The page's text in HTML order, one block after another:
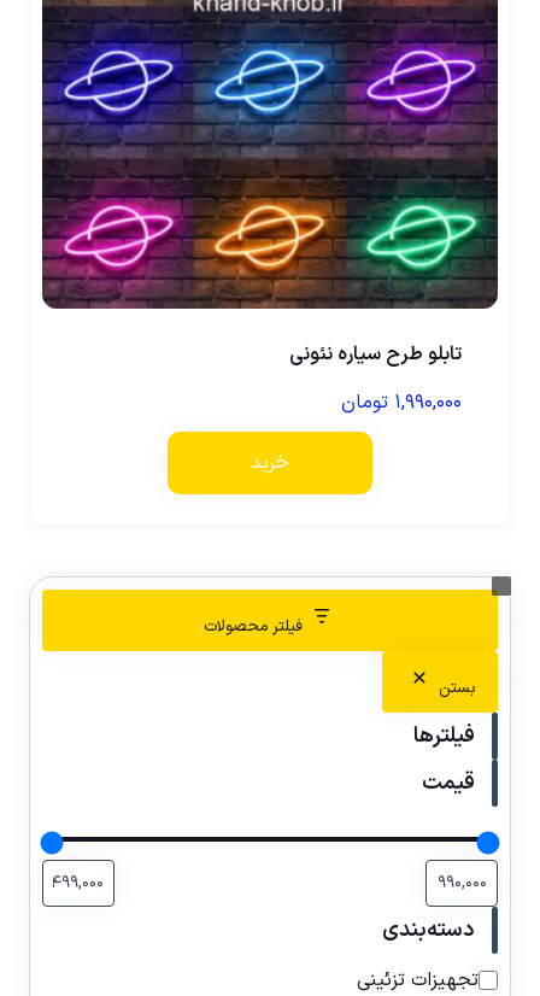
تابلو طرح سیاره نئونی
۱,۹۹۰,۰۰۰ تومان
خرید
فیلتر محصولات
بستن
فیلترها
قیمت
دسته‌بندی
تجهیزات تزئینی